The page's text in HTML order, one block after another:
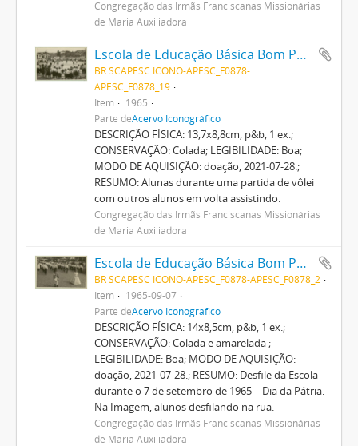
Congregação das Irmãs Franciscanas Missionárias
de Maria Auxiliadora
Escola de Educação Básica Bom Pastor
BR SCAPESC ICONO-APESC_F0878-
APESC_F0878_19
Item
1965
Parte deAcervo Iconográfico
DESCRIÇÃO FÍSICA: 13,7x8,8cm, p&b, 1 ex.;
CONSERVAÇÃO: Colada; LEGIBILIDADE: Boa;
MODO DE AQUISIÇÃO: doação, 2021-07-28.;
RESUMO: Alunas durante uma partida de vôlei
com outros alunos em volta assistindo.
Congregação das Irmãs Franciscanas Missionárias
de Maria Auxiliadora
Escola de Educação Básica Bom Pastor
BR SCAPESC ICONO-APESC_F0878-APESC_F0878_2
Item
1965-09-07
Parte deAcervo Iconográfico
DESCRIÇÃO FÍSICA: 14x8,5cm, p&b, 1 ex.;
CONSERVAÇÃO: Colada e amarelada ;
LEGIBILIDADE: Boa; MODO DE AQUISIÇÃO:
doação, 2021-07-28.; RESUMO: Desfile da Escola
durante o 7 de setembro de 1965 – Dia da Pátria.
Na Imagem, alunos desfilando na rua.
Congregação das Irmãs Franciscanas Missionárias
de Maria Auxiliadora